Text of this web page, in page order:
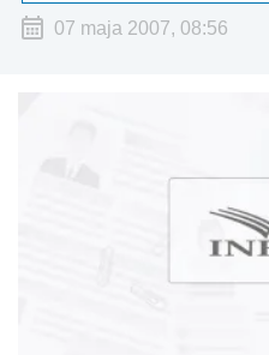
07 maja 2007, 08:56